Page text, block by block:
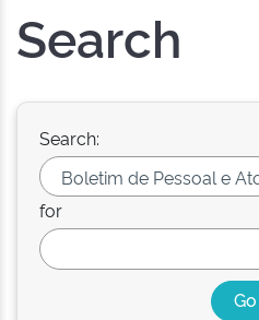
Search
Search:
for